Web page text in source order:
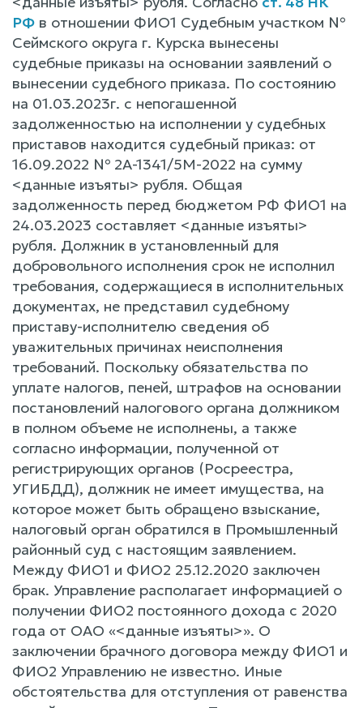
РФ в отношении ФИО1 Судебным участком №
Сеймского округа г. Курска вынесены
судебные приказы на основании заявлений о
вынесении судебного приказа. По состоянию
на 01.03.2023г. с непогашенной
задолженностью на исполнении у судебных
приставов находится судебный приказ: от
16.09.2022 № 2А-1341/5М-2022 на сумму
<данные изъяты> рубля. Общая
задолженность перед бюджетом РФ ФИО1 на
24.03.2023 составляет <данные изъяты>
рубля. Должник в установленный для
добровольного исполнения срок не исполнил
требования, содержащиеся в исполнительных
документах, не представил судебному
приставу-исполнителю сведения об
уважительных причинах неисполнения
требований. Поскольку обязательства по
уплате налогов, пеней, штрафов на основании
постановлений налогового органа должником
в полном объеме не исполнены, а также
согласно информации, полученной от
регистрирующих органов (Росреестра,
УГИБДД), должник не имеет имущества, на
которое может быть обращено взыскание,
налоговый орган обратился в Промышленный
районный суд с настоящим заявлением.
Между ФИО1 и ФИО2 25.12.2020 заключен
брак. Управление располагает информацией о
получении ФИО2 постоянного дохода с 2020
года от ОАО «<данные изъяты>». О
заключении брачного договора между ФИО1 и
ФИО2 Управлению не известно. Иные
обстоятельства для отступления от равенства